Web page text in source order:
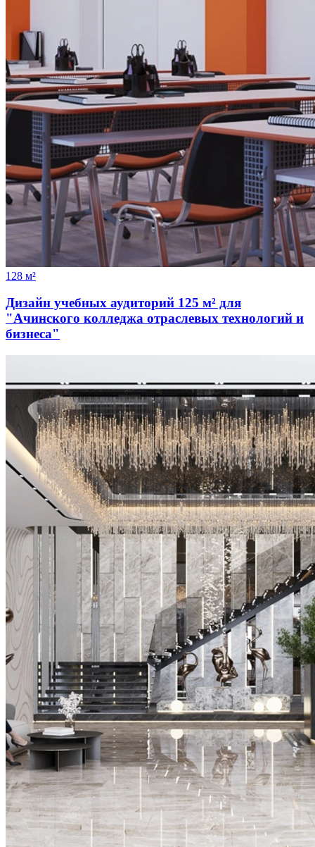
128 м²
Дизайн учебных аудиторий 125 м² для
"Ачинского колледжа отраслевых технологий и
бизнеса"